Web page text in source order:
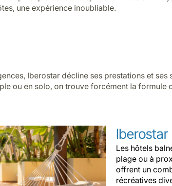
une expérience inoubliable.
Iberostar décline ses prestations et
ou en solo, on trouve forcément la formule
Iberostar
Les hôtels
plage ou à
offrent un
récréatives